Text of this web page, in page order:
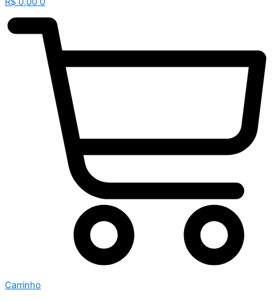
Carrinho